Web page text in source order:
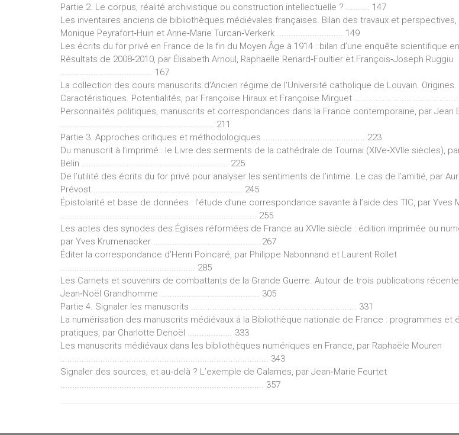
Partie 2. Le corpus, réalité archivistique ou construction intellectuelle ? .......... 147
Les inventaires anciens de bibliothèques médiévales françaises. Bilan des travaux et perspectives,
Monique Peyrafort‐Huin et Anne‐Marie Turcan‐Verkerk ............................ 149
Les écrits du for privé en France de la fin du Moyen Âge à 1914 : bilan d’une enquête scientifique
Résultats de 2008‐2010, par Élisabeth Arnoul, Raphaëlle Renard‐Foultier et François‐Joseph Ruggiu
....................................... 167
La collection des cours manuscrits d’Ancien régime de l’Université catholique de Louvain. Origines.
Caractéristiques. Potentialités, par Françoise Hiraux et Françoise Mirguet
Personnalités politiques, manuscrits et correspondances dans la France contemporaine, par Jean
................................................................. 211
Partie 3. Approches critiques et méthodologiques ........................................... 223
Du manuscrit à l’imprimé : le Livre des serments de la cathédrale de Tournai (XIVe‐XVIIe siècles),
Belin .............................................................. 225
De l’utilité des écrits du for privé pour analyser les sentiments de l’intime. Le cas de l’amitié, par
Prévost ............................................................... 245
Épistolarité et base de données : l’étude d’une correspondance savante à l’aide des TIC, par Yves
................................................................................... 255
Les actes des synodes des Églises réformées de France au XVIIe siècle : édition imprimée ou
par Yves Krumenacker ............................................. 267
Éditer la correspondance d’Henri Poincaré, par Philippe Nabonnand et Laurent Rollet
......................................................... 285
Les Carnets et souvenirs de combattants de la Grande Guerre. Autour de trois publications
Jean‐Noël Grandhomme .......................................... 305
Partie 4. Signaler les manuscrits ...................................................................... 331
La numérisation des manuscrits médiévaux à la Bibliothèque nationale de France : programmes et
pratiques, par Charlotte Denoël ................... 333
Les manuscrits médiévaux dans les bibliothèques numériques en France, par Raphaële Mouren
........................................................................................ 343
Signaler des sources, et au‐delà ? L’exemple de Calames, par Jean‐Marie Feurtet
...................................................................................... 357